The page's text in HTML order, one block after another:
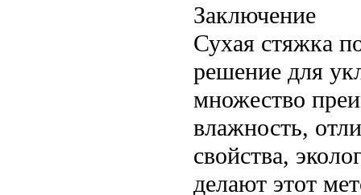
Заключение
Сухая стяжка
решение для
множество
влажность,
свойства,
делают этот